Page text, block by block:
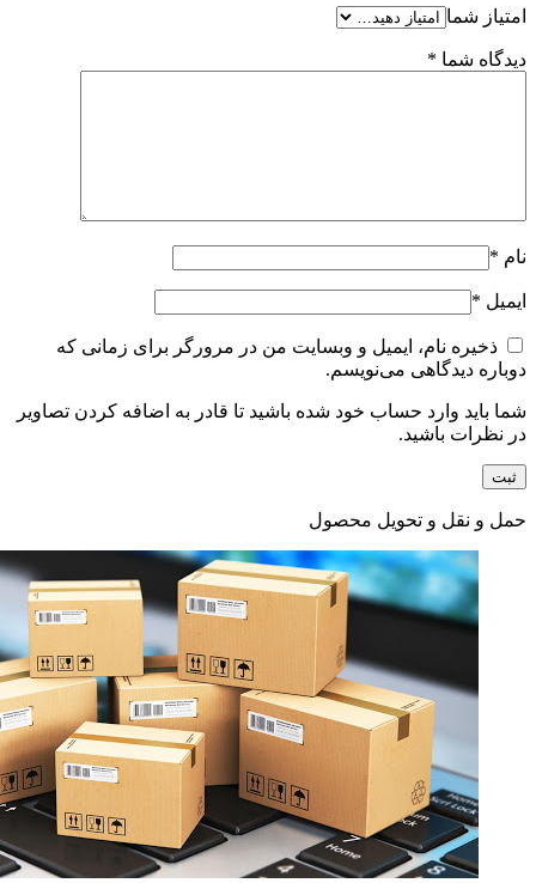
امتیاز شما
دیدگاه شما *
نام *
ایمیل *
ذخیره نام، ایمیل و وبسایت من در مرورگر برای زمانی که
دوباره دیدگاهی می‌نویسم.
شما باید وارد حساب خود شده باشید تا قادر به اضافه کردن تصاویر
در نظرات باشید.
حمل و نقل و تحویل محصول